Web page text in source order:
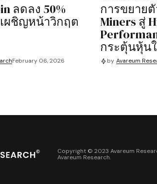
ลดลง 50%
ผชิญหน้าวิกฤต
February 06, 2026
การขยาย
Miners สู่
กระตุ้นหุ้น
by Avareum
Copyright © 2023 Avareum
Avareum Research.